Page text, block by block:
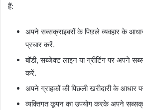
हैं:
अपने सब्सक्राइबरों के पिछले व्यवहार के
प्रचार करें.
बॉडी, सब्जेक्ट लाइन या ग्रीटिंग पर अपने
करें.
अपने ग्राहकों की पिछली खरीदारी के आधार
व्यक्तिगत कूपन का उपयोग करके अपने